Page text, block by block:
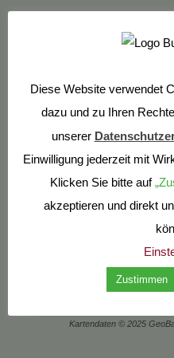
Standort Warberg
Burg Warberg e.V.
Kartendaten © 2025
Diese Website verwendet
dazu und zu Ihren
unserer
Einwilligung jederzeit mit
Klicken Sie bitte auf
akzeptieren und direkt
Zustimmen